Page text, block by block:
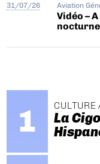
31/07/26 Aviation
Vidéo –
CULTURE
La